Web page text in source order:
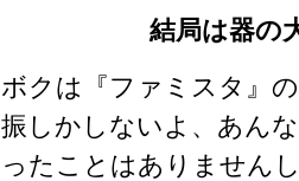
結局は器の
ボクは『ファミスタ』
振しかしないよ、あん
ったことはありません